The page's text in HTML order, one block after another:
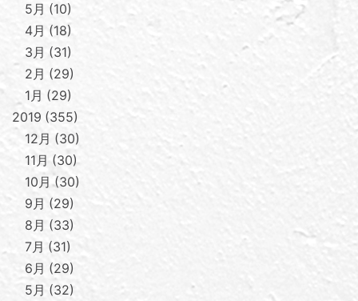
5月
10
4月
18
3月
31
2月
29
1月
29
2019 355
12月
30
11月
30
10月
30
9月
29
8月
33
7月
31
6月
29
5月
32